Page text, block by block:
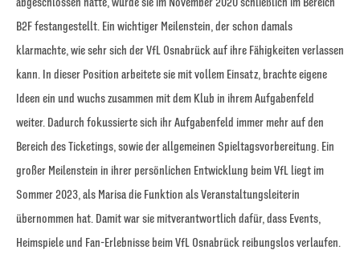
B2F festangestellt. Ein wichtiger Meilenstein, der schon damals
klarmachte, wie sehr sich der VfL Osnabrück auf ihre Fähigkeiten verlassen
kann. In dieser Position arbeitete sie mit vollem Einsatz, brachte eigene
Ideen ein und wuchs zusammen mit dem Klub in ihrem Aufgabenfeld
weiter. Dadurch fokussierte sich ihr Aufgabenfeld immer mehr auf den
Bereich des Ticketings, sowie der allgemeinen Spieltagsvorbereitung. Ein
großer Meilenstein in ihrer persönlichen Entwicklung beim VfL liegt im
Sommer 2023, als Marisa die Funktion als Veranstaltungsleiterin
übernommen hat. Damit war sie mitverantwortlich dafür, dass Events,
Heimspiele und Fan-Erlebnisse beim VfL Osnabrück reibungslos verlaufen.